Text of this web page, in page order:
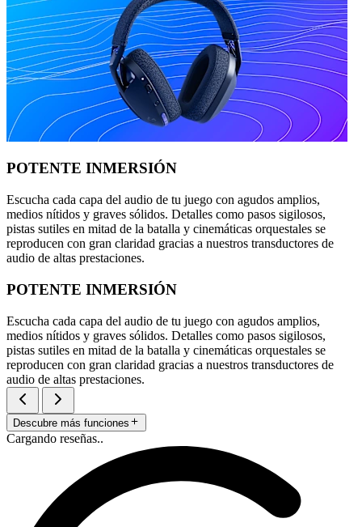
POTENTE INMERSIÓN
Escucha cada capa del audio de tu juego con agudos amplios,
medios nítidos y graves sólidos. Detalles como pasos sigilosos,
pistas sutiles en mitad de la batalla y cinemáticas orquestales se
reproducen con gran claridad gracias a nuestros transductores de
audio de altas prestaciones.
POTENTE INMERSIÓN
Escucha cada capa del audio de tu juego con agudos amplios,
medios nítidos y graves sólidos. Detalles como pasos sigilosos,
pistas sutiles en mitad de la batalla y cinemáticas orquestales se
reproducen con gran claridad gracias a nuestros transductores de
audio de altas prestaciones.
Descubre más funciones
Cargando reseñas..